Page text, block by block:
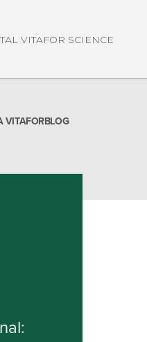
VITAFOR SCIENCE
VITAFORBLOG